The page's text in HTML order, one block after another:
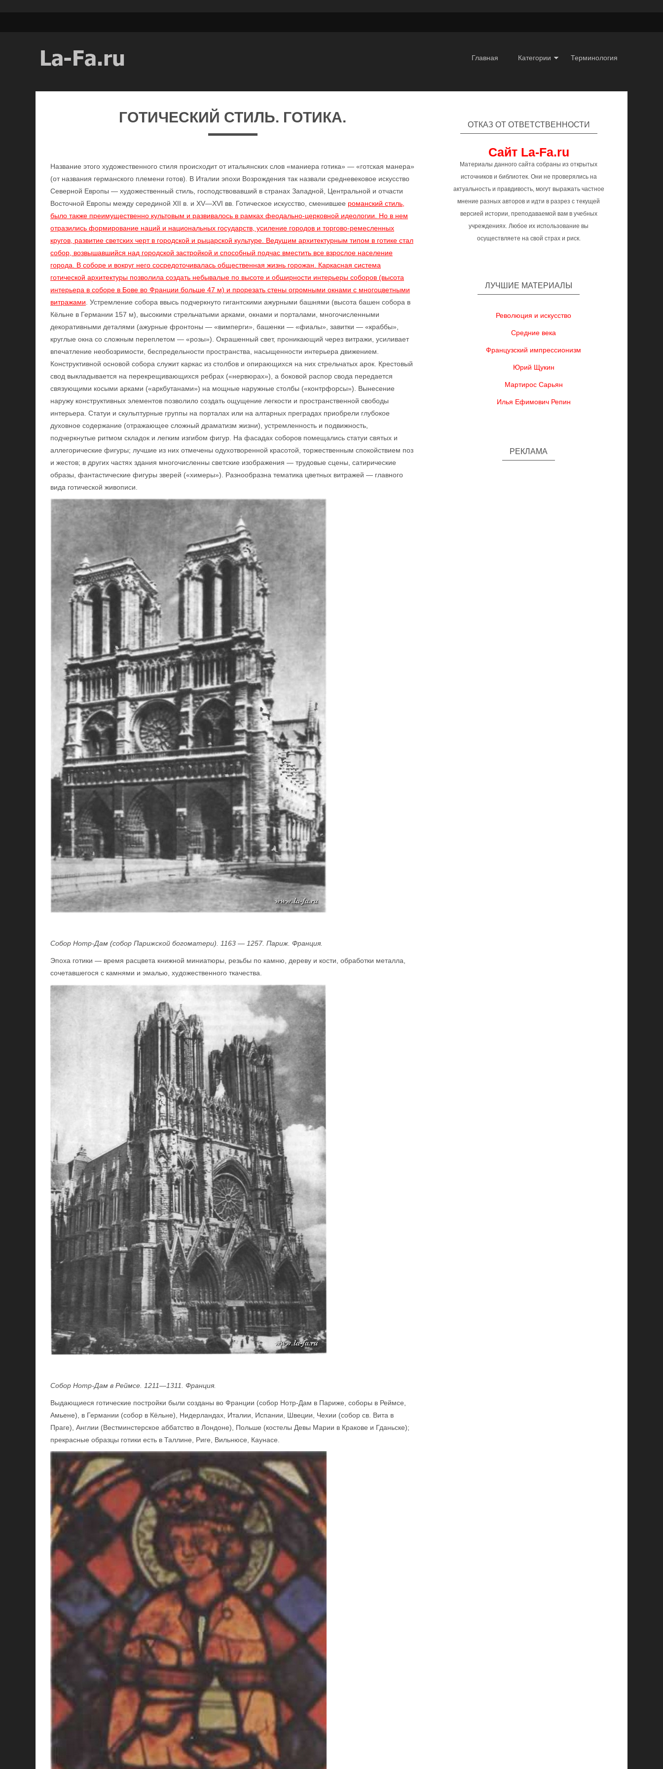
Главная Категории Терминология
ГОТИЧЕСКИЙ СТИЛЬ. ГОТИКА.
Название этого художественного стиля происходит от итальянских слов «маниера готика» — «готская манера»
(от названия германского племени готов). В Италии эпохи Возрождения так назвали средневековое искусство
Северной Европы — художественный стиль, господствовавший в странах Западной, Центральной и отчасти
Восточной Европы между серединой XII в. и XV—XVI вв. Готическое искусство, сменившее романский стиль
было также преимущественно культовым и развивалось в рамках феодально-церковной идеологии. Но в нем
отразились формирование наций и национальных государств, усиление городов и торгово-ремесленных
кругов, развитие светских черт в городской и рыцарской культуре. Ведущим архитектурным типом в готике стал
собор, возвышавшийся над городской застройкой и способный подчас вместить все взрослое население
города. В соборе и вокруг него сосредоточивалась общественная жизнь горожан. Каркасная система
готической архитектуры позволила создать небывалые по высоте и обширности интерьеры соборов (высота
интерьера в соборе в Бове во Франции больше 47 м) и прорезать стены огромными окнами с многоцветными
витражами . Устремление собора ввысь подчеркнуто гигантскими ажурными башнями (высота башен собора в
Кёльне в Германии 157 м), высокими стрельчатыми арками, окнами и порталами, многочисленными
декоративными деталями (ажурные фронтоны — «вимперги», башенки — «фиалы», завитки — «краббы»,
круглые окна со сложным переплетом — «розы»). Окрашенный свет, проникающий через витражи, усиливает
впечатление необозримости, беспредельности пространства, насыщенности интерьера движением.
Конструктивной основой собора служит каркас из столбов и опирающихся на них стрельчатых арок. Крестовый
свод выкладывается на перекрещивающихся ребрах («нервюрах»), а боковой распор свода передается
связующими косыми арками («аркбутанами») на мощные наружные столбы («контрфорсы»). Вынесение
наружу конструктивных элементов позволило создать ощущение легкости и пространственной свободы
интерьера. Статуи и скульптурные группы на порталах или на алтарных преградах приобрели глубокое
духовное содержание (отражающее сложный драматизм жизни), устремленность и подвижность,
подчеркнутые ритмом складок и легким изгибом фигур. На фасадах соборов помещались статуи святых и
аллегорические фигуры; лучшие из них отмечены одухотворенной красотой, торжественным спокойствием поз
и жестов; в других частях здания многочисленны светские изображения — трудовые сцены, сатирические
образы, фантастические фигуры зверей («химеры»). Разнообразна тематика цветных витражей — главного
вида готической живописи.
Собор Нотр-Дам (собор Парижской богоматери). 1163 — 1257. Париж. Франция.
Эпоха готики — время расцвета книжной миниатюры, резьбы по камню, дереву и кости, обработки металла,
сочетавшегося с камнями и эмалью, художественного ткачества.
Собор Нотр-Дам в Реймсе. 1211—1311. Франция.
Выдающиеся готические постройки были созданы во Франции (собор Нотр-Дам в Париже, соборы в Реймсе,
Амьене), в Германии (собор в Кёльне), Нидерландах, Италии, Испании, Швеции, Чехии (собор св. Вита в
Праге), Англии (Вестминстерское аббатство в Лондоне), Польше (костелы Девы Марии в Кракове и Гданьске);
прекрасные образцы готики есть в Таллине, Риге, Вильнюсе, Каунасе.
ОТКАЗ ОТ ОТВЕТСТВЕННОСТИ
Сайт La-Fa.ru
Материалы данного сайта собраны из открытых
источников и библиотек. Они не проверялись на
актуальность и правдивость, могут выражать частное
мнение разных авторов и идти в разрез с текущей
версией истории, преподаваемой вам в учебных
учреждениях. Любое их использование вы
осуществляете на свой страх и риск.
ЛУЧШИЕ МАТЕРИАЛЫ
Революция и искусство
Средние века
Французский импрессионизм
Юрий Щукин
Мартирос Сарьян
Илья Ефимович Репин
РЕКЛАМА